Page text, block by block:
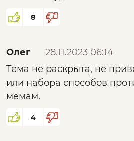
(Richard Dawkins The
венгерско-американского
самость» (Mihaly
Evolving Self), чтобы
«мемов»
составляют центральное
8
Олег
28.11.2023 06:14
Тема не раскрыта, не
или набора способов
мемам.
4